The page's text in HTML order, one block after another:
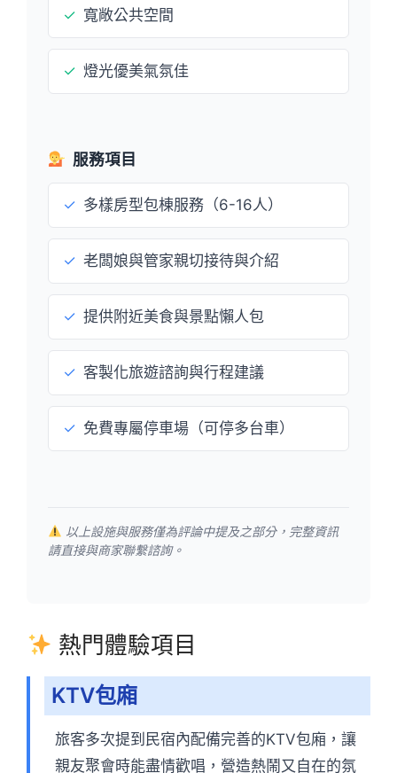
✓ 寬敞公共空間
✓ 燈光優美氣氛佳
服務項目
✓ 多樣房型包棟服務（6-16人）
✓ 老闆娘與管家親切接待與介紹
✓ 提供附近美食與景點懶人包
✓ 客製化旅遊諮詢與行程建議
✓ 免費專屬停車場（可停多台車）
以上設施與服務僅為評論中提及之部分，完整資訊
請直接與商家聯繫諮詢。
熱門體驗項目
KTV包廂
旅客多次提到民宿內配備完善的KTV包廂，讓
親友聚會時能盡情歡唱，營造熱鬧又自在的氛